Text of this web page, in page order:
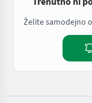
Želite samodejno